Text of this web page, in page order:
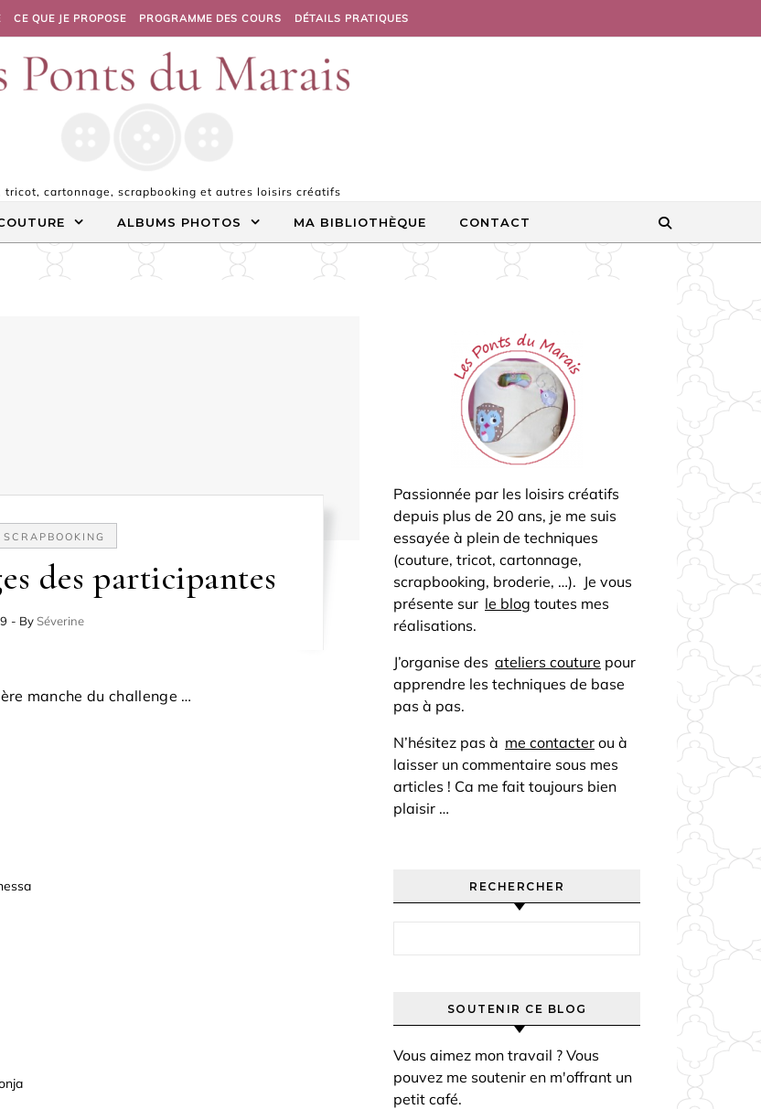
CE QUE JE PROPOSE PROGRAMME DES COURS DÉTAILS PRATIQUES
tricot, cartonnage, scrapbooking et autres loisirs créatifs
ALBUMS PHOTOS MA BIBLIOTHÈQUE CONTACT
SCRAPBOOKING
des participantes
- By Séverine
manche du challenge …
Passionnée par les loisirs créatifs
depuis plus de 20 ans, je me suis
essayée à plein de techniques
(couture, tricot, cartonnage,
scrapbooking, broderie, …). Je vous
présente sur le blog toutes mes
réalisations.
J’organise des ateliers couture pour
apprendre les techniques de base
pas à pas.
N’hésitez pas à me contacter ou à
laisser un commentaire sous mes
articles ! Ca me fait toujours bien
plaisir …
RECHERCHER
SOUTENIR CE BLOG
Vous aimez mon travail ? Vous
pouvez me soutenir en m'offrant un
petit café.